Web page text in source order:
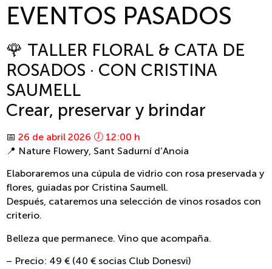
EVENTOS PASADOS
🌹 TALLER FLORAL & CATA DE
ROSADOS · CON CRISTINA
SAUMELL
Crear, preservar y brindar
📅 26 de abril 2026 🕖 12:00 h
📍 Nature Flowery, Sant Sadurní d’Anoia
Elaboraremos una cúpula de vidrio con rosa preservada y
flores, guiadas por Cristina Saumell.
Después, cataremos una selección de vinos rosados con
criterio.
Belleza que permanece. Vino que acompaña.
– Precio: 49 € (40 € socias Club Donesvi)